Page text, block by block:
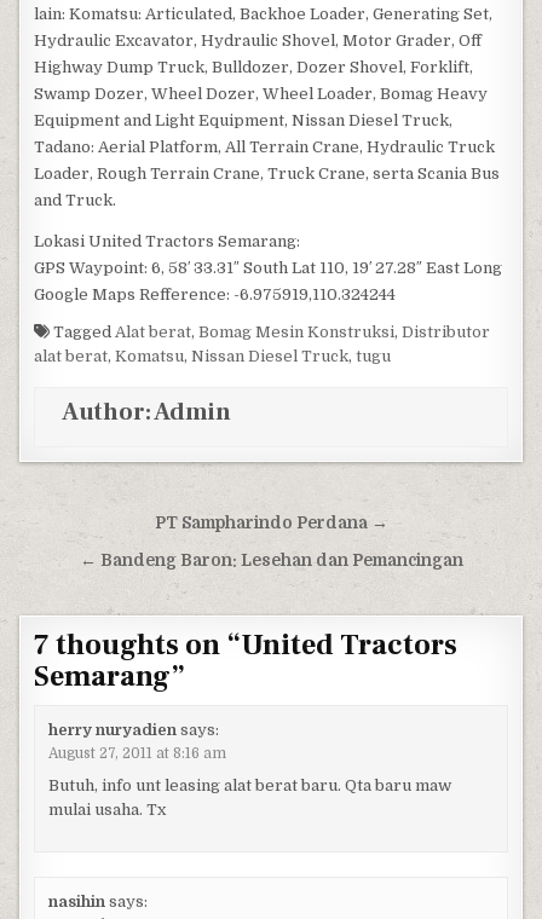
lain: Komatsu: Articulated, Backhoe Loader, Generating Set,
Hydraulic Excavator, Hydraulic Shovel, Motor Grader, Off
Highway Dump Truck, Bulldozer, Dozer Shovel, Forklift,
Swamp Dozer, Wheel Dozer, Wheel Loader, Bomag Heavy
Equipment and Light Equipment, Nissan Diesel Truck,
Tadano: Aerial Platform, All Terrain Crane, Hydraulic Truck
Loader, Rough Terrain Crane, Truck Crane, serta Scania Bus
and Truck.
Lokasi United Tractors Semarang:
GPS Waypoint: 6, 58′ 33.31″ South Lat 110, 19′ 27.28″ East Long
Google Maps Refference: -6.975919,110.324244
TaggedAlat berat,Bomag Mesin Konstruksi,Distributor
alat berat,Komatsu,Nissan Diesel Truck,tugu
Author:Admin
Post navigationPT Sampharindo Perdana →
← Bandeng Baron: Lesehan dan Pemancingan
7 thoughts on “United Tractors
Semarang”
herry nuryadien says:
August 27, 2011 at 8:16 am
Butuh, info unt leasing alat berat baru. Qta baru maw
mulai usaha. Tx
nasihin says: